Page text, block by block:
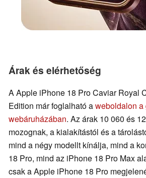
Árak és elérhetőség
A Apple iPhone 18 Pro Caviar Royal
Edition már foglalható aweboldalon a
webáruházában. Az árak 10 060 és
mozognak, a kialakítástól és a
mind a négy modellt kínálja, mind a
18 Pro, mind az iPhone 18 Pro Max
csak a Apple iPhone 18 Pro